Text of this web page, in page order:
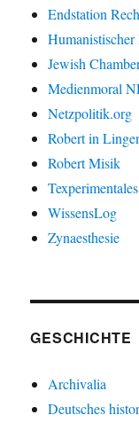
Endstation
Humanistischer
Jewish
Medienmoral
Netzpolitik.org
Robert in
Robert Misik
Texperimentales
WissensLog
Zynaesthesie
GESCHICHTE
Archivalia
Deutsches